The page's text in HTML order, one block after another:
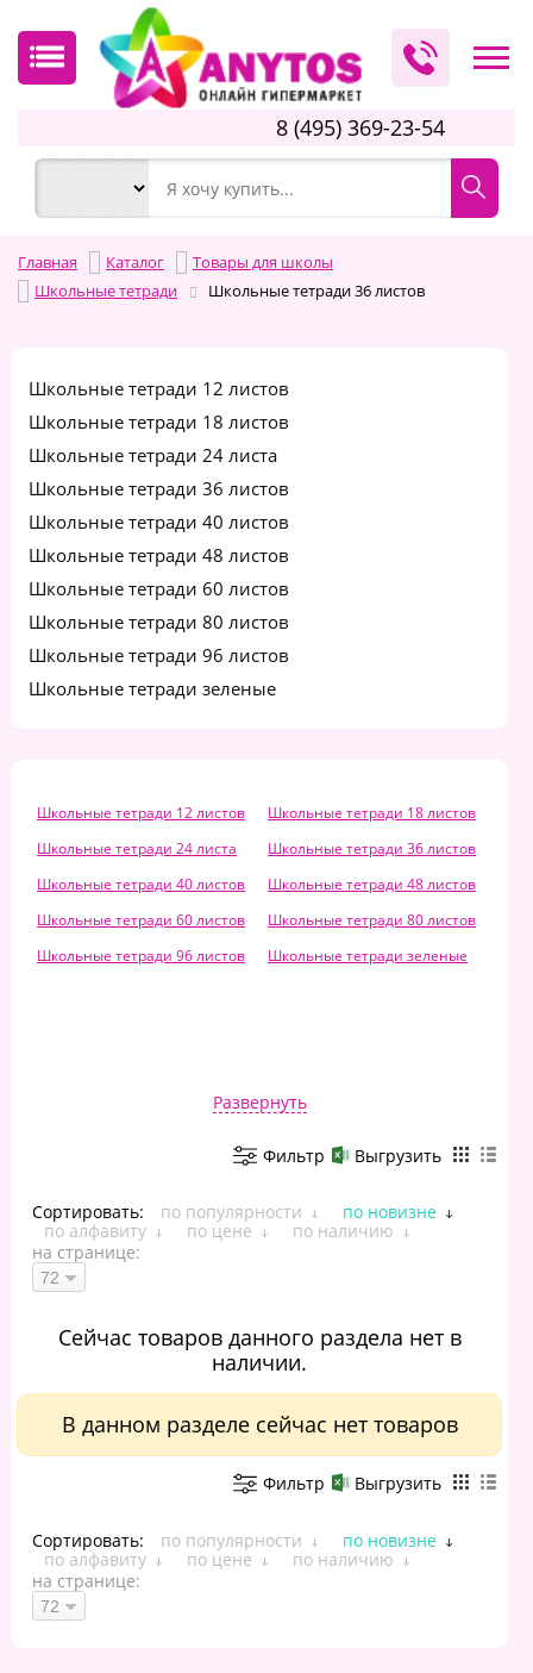
8 (495) 369-23-54
Главная Каталог
Товары для школы
Школьные тетради
Школьные тетради 36 листов
Школьные тетради 12 листов
Школьные тетради 18 листов
Школьные тетради 24 листа
Школьные тетради 36 листов
Школьные тетради 40 листов
Школьные тетради 48 листов
Школьные тетради 60 листов
Школьные тетради 80 листов
Школьные тетради 96 листов
Школьные тетради зеленые
Школьные тетради 12 листов
Школьные тетради 18 листов
Школьные тетради 24 листа
Школьные тетради 36 листов
Школьные тетради 40 листов
Школьные тетради 48 листов
Школьные тетради 60 листов
Школьные тетради 80 листов
Школьные тетради 96 листов
Школьные тетради зеленые
Развернуть
Фильтр Выгрузить
Сортировать: по популярности
по новизне
по алфавиту
по цене
по наличию
на странице:
Сейчас товаров данного раздела нет в
наличии.
В данном разделе сейчас нет товаров
Фильтр Выгрузить
Сортировать: по популярности
по новизне
по алфавиту
по цене
по наличию
на странице: